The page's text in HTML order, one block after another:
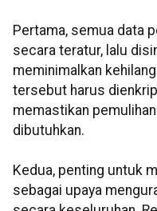
Pertama, semua data
secara teratur, lalu
meminimalkan
tersebut harus
memastikan
dibutuhkan.
Kedua, penting untuk
sebagai upaya